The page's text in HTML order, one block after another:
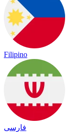
Filipino
فارسی